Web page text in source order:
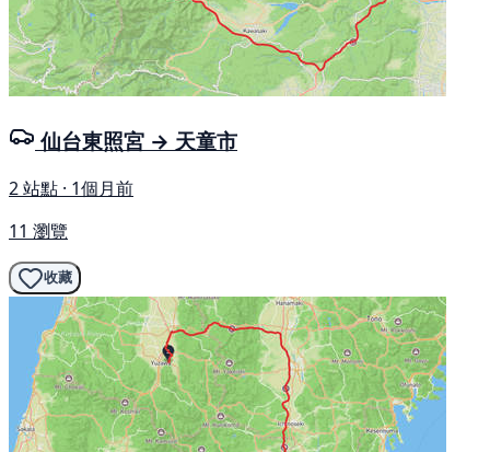
仙台東照宮 → 天童市
2 站點 · 1個月前
11 瀏覽
收藏